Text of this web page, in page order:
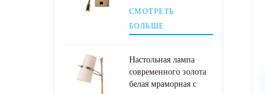
лампой для чтения
СМОТРЕТЬ
БОЛЬШЕ
Настольная лампа
современного золота
белая мраморная с